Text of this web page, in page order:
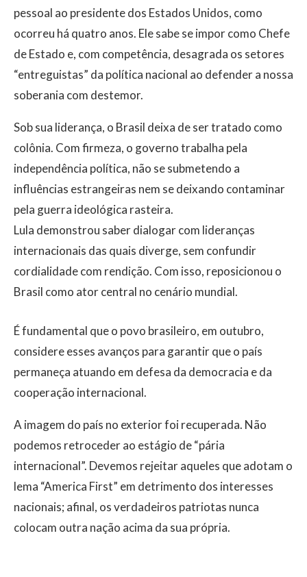
pessoal ao presidente dos Estados Unidos, como
ocorreu há quatro anos. Ele sabe se impor como Chefe
de Estado e, com competência, desagrada os setores
“entreguistas” da política nacional ao defender a nossa
soberania com destemor.
​Sob sua liderança, o Brasil deixa de ser tratado como
colônia. Com firmeza, o governo trabalha pela
independência política, não se submetendo a
influências estrangeiras nem se deixando contaminar
pela guerra ideológica rasteira.
​​Lula demonstrou saber dialogar com lideranças
internacionais das quais diverge, sem confundir
cordialidade com rendição. Com isso, reposicionou o
Brasil como ator central no cenário mundial.
É fundamental que o povo brasileiro, em outubro,
considere esses avanços para garantir que o país
permaneça atuando em defesa da democracia e da
cooperação internacional.
​A imagem do país no exterior foi recuperada. Não
podemos retroceder ao estágio de “pária
internacional”. Devemos rejeitar aqueles que adotam o
lema “America First” em detrimento dos interesses
nacionais; afinal, os verdadeiros patriotas nunca
colocam outra nação acima da sua própria.